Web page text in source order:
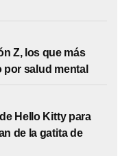
Z, los que más
salud mental
Hello Kitty para
de la gatita de